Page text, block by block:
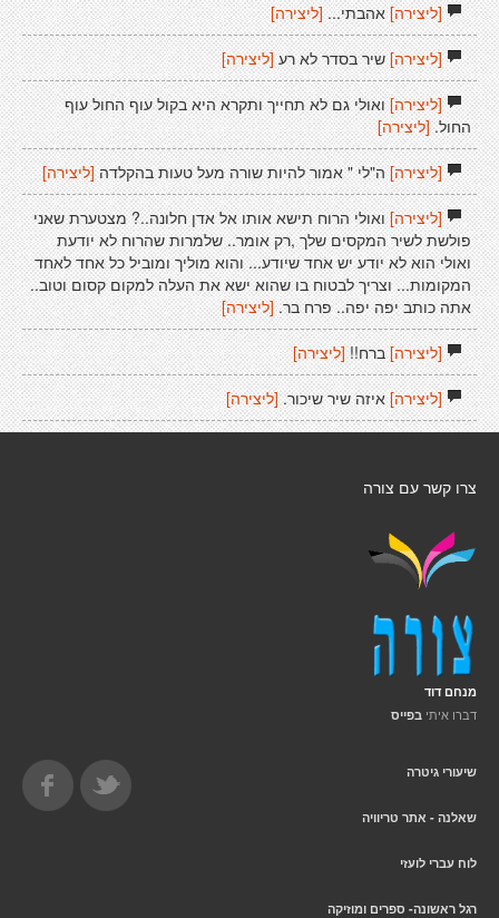
[ליצירה]אהבתי... [ליצירה]
[ליצירה]שיר בסדר לא רע [ליצירה]
[ליצירה]ואולי גם לא תחייך ותקרא היא בקול עוף החול עוף
החול. [ליצירה]
[ליצירה]ה"לי " אמור להיות שורה מעל טעות בהקלדה [ליצירה]
[ליצירה]ואולי הרוח תישא אותו אל אדן חלונה..? מצטערת שאני
פולשת לשיר המקסים שלך ,רק אומר.. שלמרות שהרוח לא יודעת
ואולי הוא לא יודע יש אחד שיודע... והוא מוליך ומוביל כל אחד לאחד
המקומות... וצריך לבטוח בו שהוא ישא את העלה למקום קסום וטוב..
אתה כותב יפה יפה.. פרח בר. [ליצירה]
[ליצירה]ברח!! [ליצירה]
[ליצירה]איזה שיר שיכור.[ליצירה]
צרו קשר עם צורה
מנחם דוד
דברו איתי בפייס
שיעורי גיטרה
שאלנה - אתר טריוויה
לוח עברי לועזי
רגל ראשונה- ספרים ומוזיקה